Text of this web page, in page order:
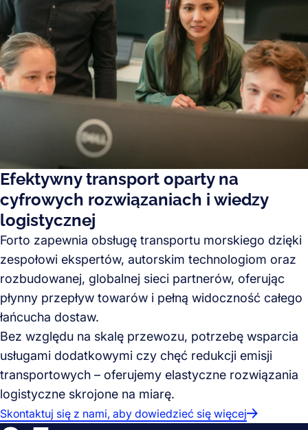
Efektywny transport oparty na
cyfrowych rozwiązaniach i wiedzy
logistycznej
Forto zapewnia obsługę transportu morskiego dzięki
zespołowi ekspertów, autorskim technologiom oraz
rozbudowanej, globalnej sieci partnerów, oferując
płynny przepływ towarów i pełną widoczność całego
łańcucha dostaw.
Bez względu na skalę przewozu, potrzebę wsparcia
usługami dodatkowymi czy chęć redukcji emisji
transportowych – oferujemy elastyczne rozwiązania
logistyczne skrojone na miarę.
Skontaktuj się z nami, aby dowiedzieć się więcej